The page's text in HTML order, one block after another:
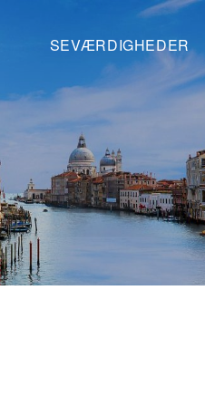
SEVÆRDIGHEDER